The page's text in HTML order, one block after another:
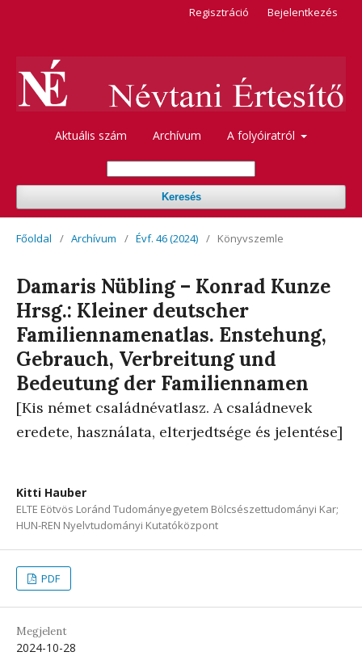
Aktuális szám Archívum A folyóiratról
Keresés
Regisztráció Bejelentkezés
Főoldal / Archívum / Évf. 46 (2024) / Könyvszemle
Damaris Nübling – Konrad Kunze
Hrsg.: Kleiner deutscher
Familiennamenatlas. Enstehung,
Gebrauch, Verbreitung und
Bedeutung der Familiennamen
[Kis német családnévatlasz. A családnevek
eredete, használata, elterjedtsége és jelentése]
Kitti Hauber
ELTE Eötvös Loránd Tudományegyetem Bölcsészettudományi Kar;
HUN-REN Nyelvtudományi Kutatóközpont
PDF
Megjelent
2024-10-28